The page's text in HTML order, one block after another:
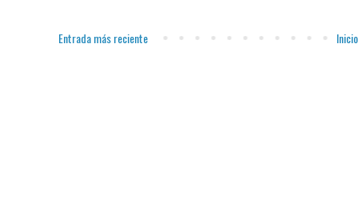
Entrada más reciente Inicio